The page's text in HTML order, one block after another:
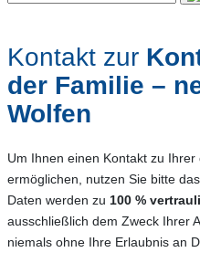
Kontakt zur
der Familie –
Wolfen
Um Ihnen einen Kontakt zu
ermöglichen, nutzen Sie bitte
Daten werden zu 100 %
ausschließlich dem Zweck Ihrer
niemals ohne Ihre Erlaubnis an